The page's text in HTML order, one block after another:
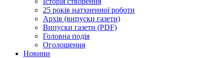
25 років натхненної роботи
Архів (випуски газети)
Випуски газети (PDF)
Головна подія
Оголошення
Новини